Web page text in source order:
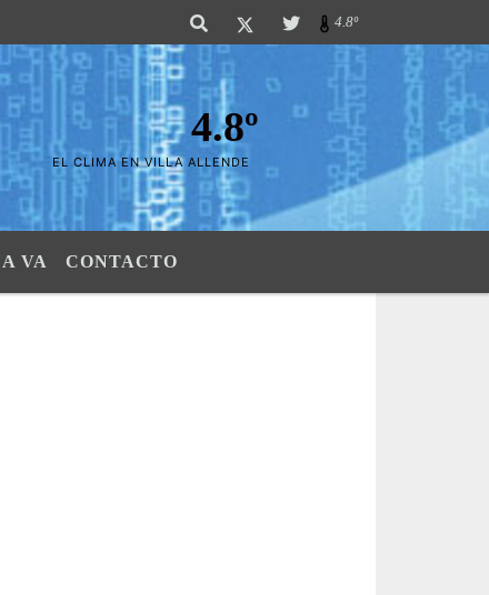
SI SU AVISO ESTA AQUÍ,..FELICITACIONES PUES..! "El
4.8º
4.8º
EL CLIMA EN VILLA ALLENDE
VA CONTACTO